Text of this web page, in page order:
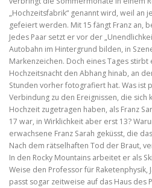
„Hochzeitsfabrik“ genannt wird, weil an
gefeiert werden. Mit 15 fängt Franz an,
Jedes Paar setzt er vor der
Autobahn im Hintergrund bilden, in
Markenzeichen. Doch eines Tages
Hochzeitsnacht den Abhang hinab, an
Stunden vorher fotografiert hat. Was ist
Verbindung zu den Ereignissen, die
Hochzeit zugetragen haben, als Franz
17 war, in Wirklichkeit aber erst 13?
erwachsene Franz Sarah geküsst, die
Nach dem rätselhaften Tod der Braut,
In den Rocky Mountains arbeitet er als
Weise den Professor für Raketenphysik,
passt sogar zeitweise auf das Haus des